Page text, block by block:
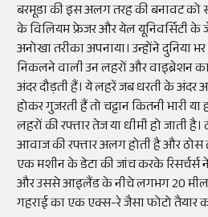
बरमूडा की इस अलग तरह की बनावट
के विलियम फ्रेजर और येल यूनिवर्सिटी के
अनोखा तरीका अपनाया। उन्होंने
निकलने वाली उन लहरों और वाइब्रेशन
अंदर दौड़ती हैं। ये लहरें जब धरती के अंदर
होकर गुजरती हैं तो चट्टान कितनी भारी
लहरों की रफ्तार तेज या धीमी हो जाती
आवाज की रफ्तार अलग होती है और
एक मशीन के डेटा की जांच करके रिसर्चर्स
और उससे आइलैंड के नीचे लगभग 20 मील
गहराई का एक एक्स-रे जैसा फोटो तैयार